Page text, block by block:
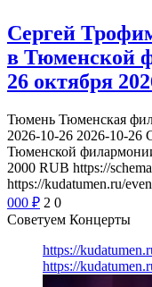
Сергей
в Тюменской
26 октября
Тюмень Тюменская
2026-10-26 2026-10-26
Тюменской
2000 RUB https://
https://kudatumen.ru/
000 ₽ 2 0
Советуем Концерты
https://
https://